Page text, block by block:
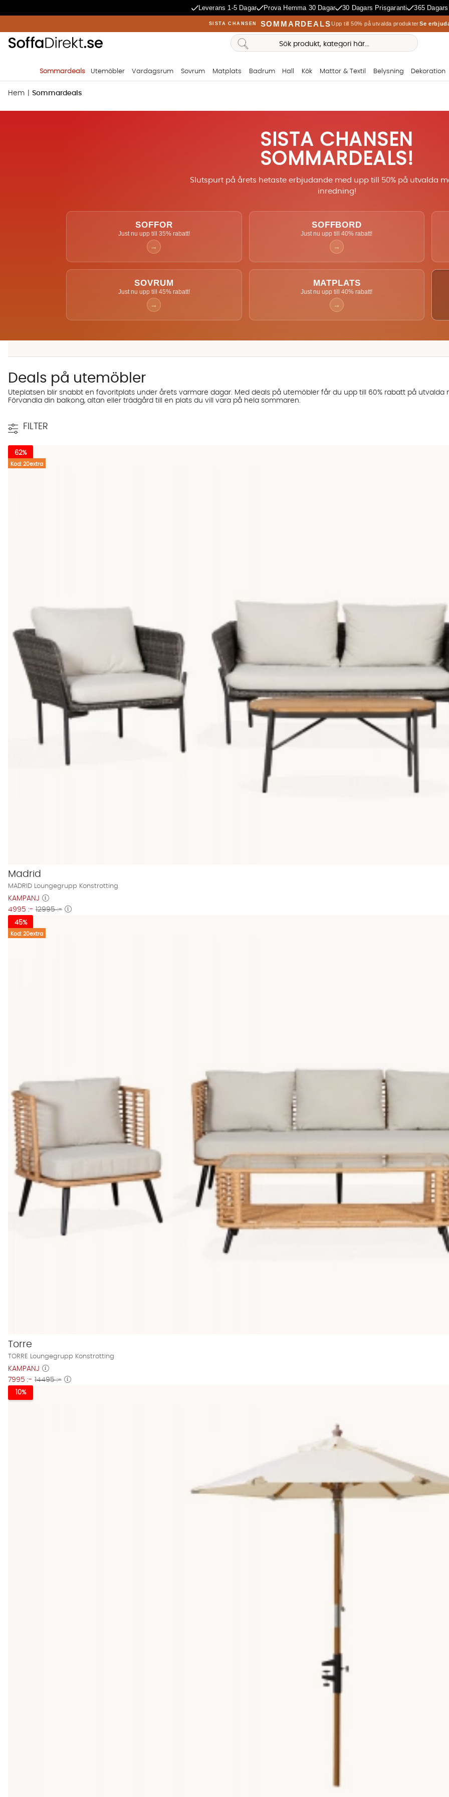
Leverans 1-5 Dagar Prova Hemma 30 Dagar 30 Dagars Prisgaranti 365
SISTA CHANSEN SOMMARDEALSUpp till 50% på utvalda produkterSe
Sommardeals Utemöbler Vardagsrum Sovrum Matplats Badrum Hall Kök Mattor & Textil Belysning Dekoration
Hem Sommardeals
SISTA CHANSEN
SOMMARDEALS!
Slutspurt på årets hetaste erbjudande med upp till 50% på utvalda
inredning!
SOFFOR
Just nu upp till 35% rabatt!
→
SOFFBORD
Just nu upp till 40% rabatt!
→
SOVRUM
Just nu upp till 45% rabatt!
→
MATPLATS
Just nu upp till 40% rabatt!
→
Deals på utemöbler
Uteplatsen blir snabbt en favoritplats under årets varmare dagar. Med deals på utemöbler får du upp till 60% rabatt på
Förvandla din balkong, altan eller trädgård till en plats du vill vara på hela sommaren.
FILTER
Kod: 20extra
62%
Madrid
MADRID Loungegrupp Konstrotting
KAMPANJ
4995 :- 12995 :-
Kod: 20extra
45%
Torre
TORRE Loungegrupp Konstrotting
KAMPANJ
7995 :- 14495 :-
10%